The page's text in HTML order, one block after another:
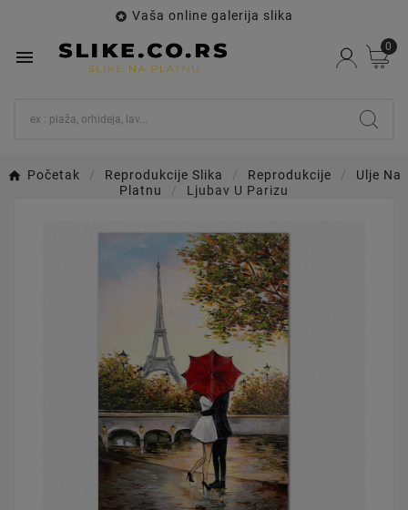
 Vaša online galerija slika

0
Početak Reprodukcije Slika Reprodukcije
Ulje Na
Platnu
Ljubav U Parizu